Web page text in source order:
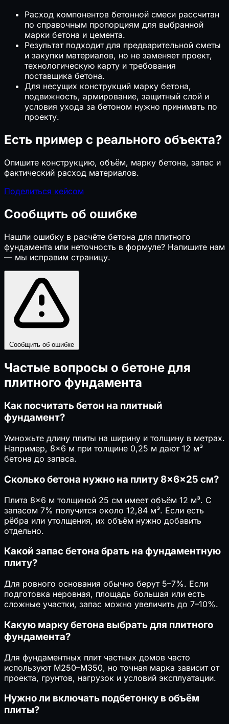
Расход компонентов бетонной смеси рассчитан
по справочным пропорциям для выбранной
марки бетона и цемента.
Результат подходит для предварительной сметы
и закупки материалов, но не заменяет проект,
технологическую карту и требования
поставщика бетона.
Для несущих конструкций марку бетона,
подвижность, армирование, защитный слой и
условия ухода за бетоном нужно принимать по
проекту.
Есть пример с реального объекта?
Опишите конструкцию, объём, марку бетона, запас и
фактический расход материалов.
Поделиться кейсом
Сообщить об ошибке
Нашли ошибку в расчёте бетона для плитного
фундамента или неточность в формуле? Напишите нам
— мы исправим страницу.
Сообщить об ошибке
Частые вопросы о бетоне для
плитного фундамента
Как посчитать бетон на плитный
фундамент?
Умножьте длину плиты на ширину и толщину в метрах.
Например, 8×6 м при толщине 0,25 м дают 12 м³
бетона до запаса.
Сколько бетона нужно на плиту 8×6×25 см?
Плита 8×6 м толщиной 25 см имеет объём 12 м³. С
запасом 7% получится около 12,84 м³. Если есть
рёбра или утолщения, их объём нужно добавить
отдельно.
Какой запас бетона брать на фундаментную
плиту?
Для ровного основания обычно берут 5–7%. Если
подготовка неровная, площадь большая или есть
сложные участки, запас можно увеличить до 7–10%.
Какую марку бетона выбрать для плитного
фундамента?
Для фундаментных плит частных домов часто
используют М250–М350, но точная марка зависит от
проекта, грунтов, нагрузок и условий эксплуатации.
Нужно ли включать подбетонку в объём
плиты?